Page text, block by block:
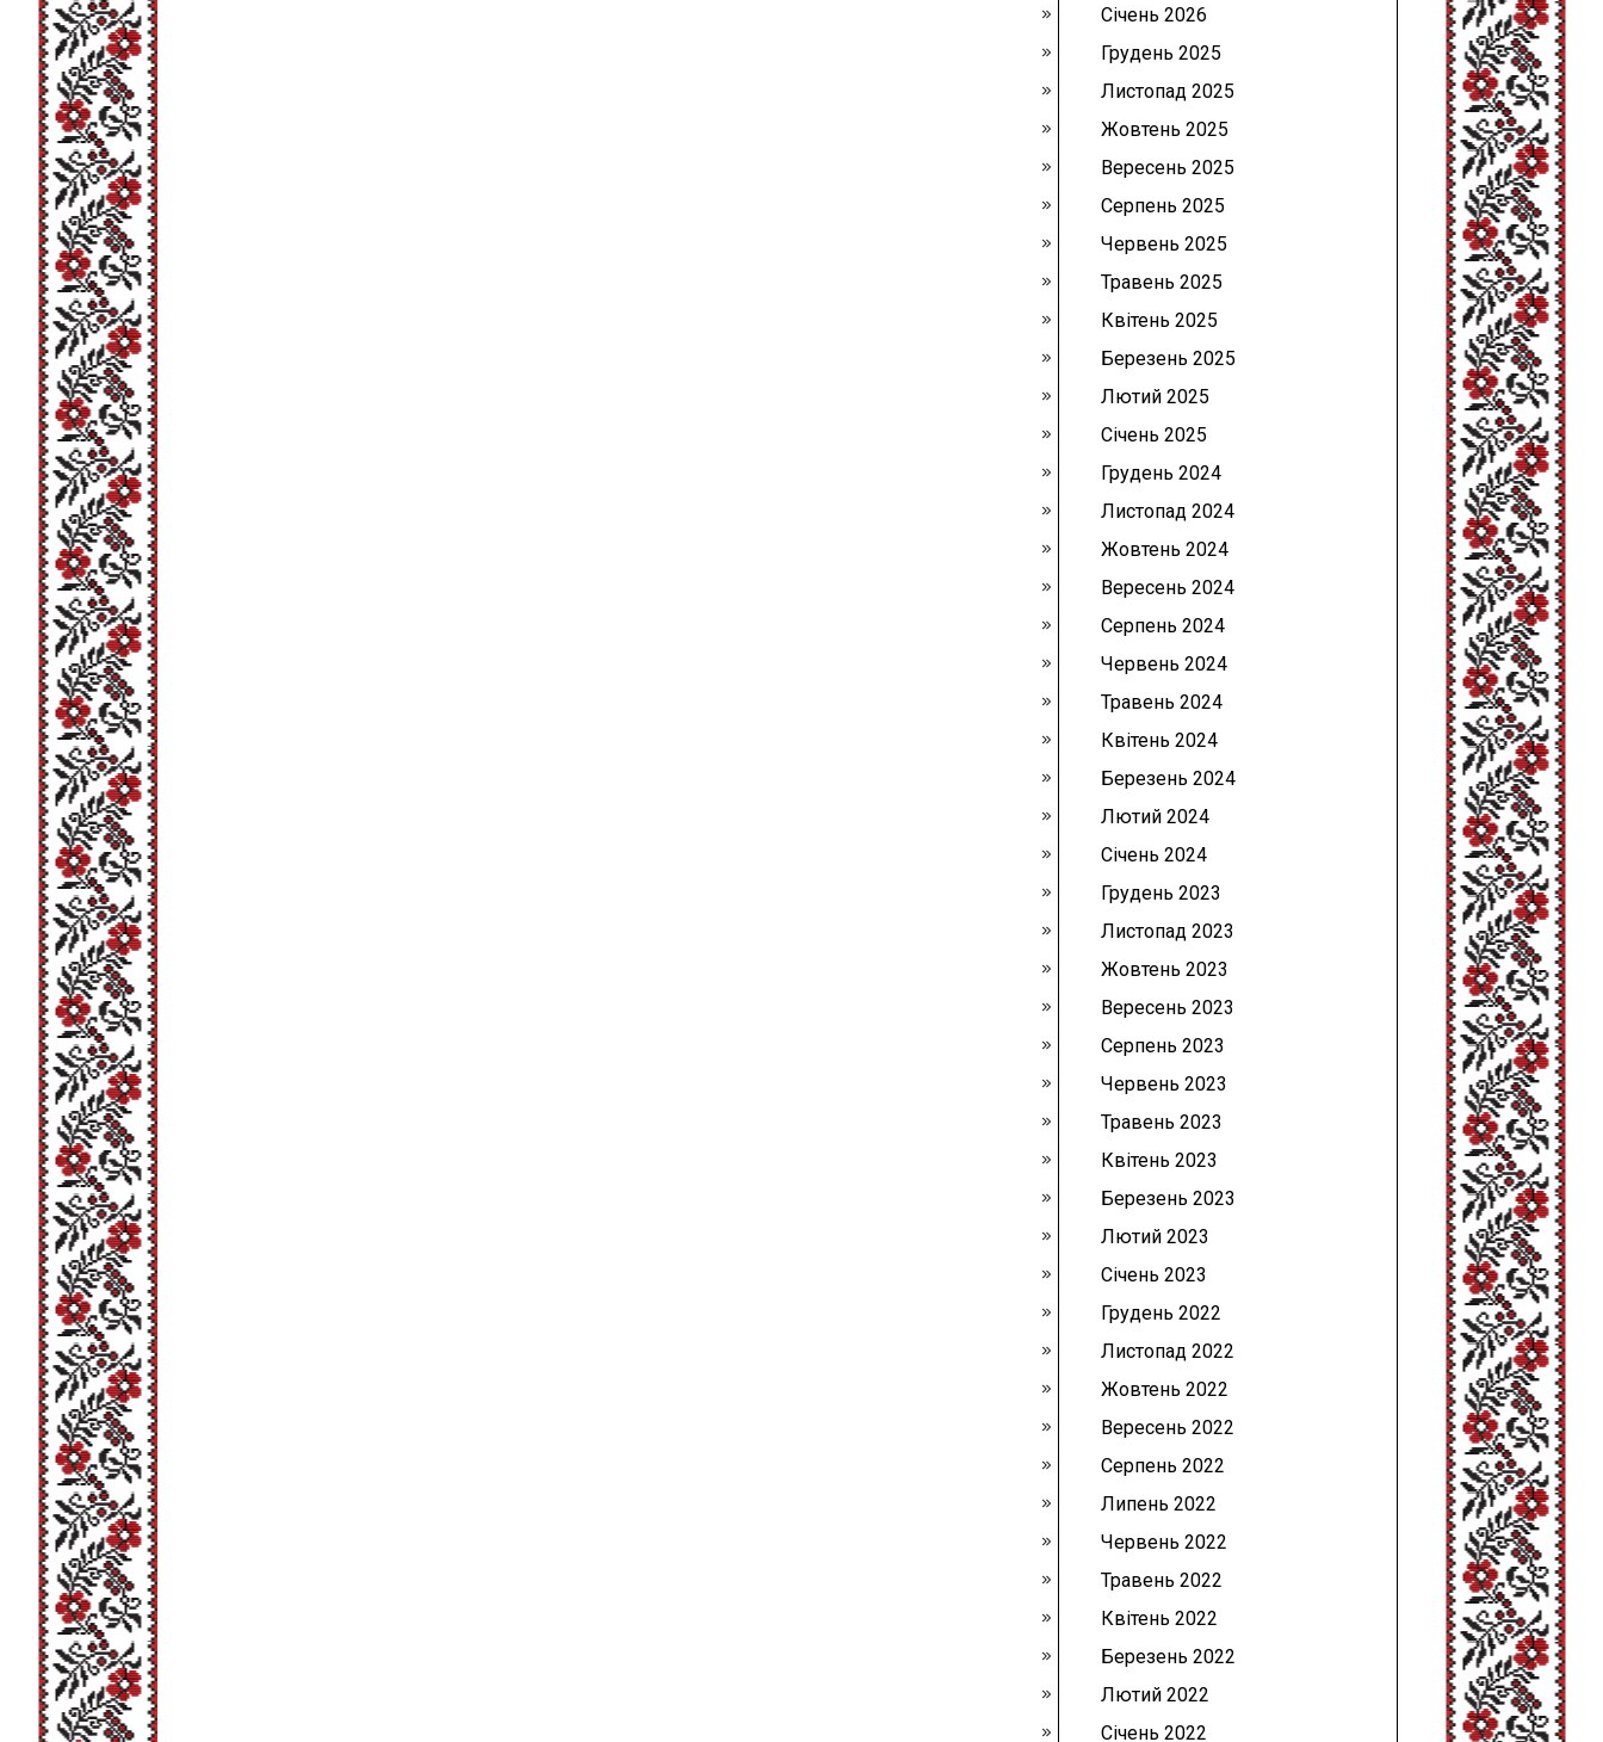
Січень 2026
Грудень 2025
Листопад 2025
Жовтень 2025
Вересень 2025
Серпень 2025
Червень 2025
Травень 2025
Квітень 2025
Березень 2025
Лютий 2025
Січень 2025
Грудень 2024
Листопад 2024
Жовтень 2024
Вересень 2024
Серпень 2024
Червень 2024
Травень 2024
Квітень 2024
Березень 2024
Лютий 2024
Січень 2024
Грудень 2023
Листопад 2023
Жовтень 2023
Вересень 2023
Серпень 2023
Червень 2023
Травень 2023
Квітень 2023
Березень 2023
Лютий 2023
Січень 2023
Грудень 2022
Листопад 2022
Жовтень 2022
Вересень 2022
Серпень 2022
Липень 2022
Червень 2022
Травень 2022
Квітень 2022
Березень 2022
Лютий 2022
Січень 2022